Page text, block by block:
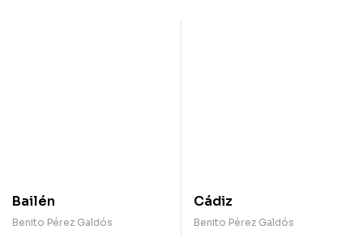
Bailén
Benito Pérez Galdós
Cádiz
Benito Pérez Galdós